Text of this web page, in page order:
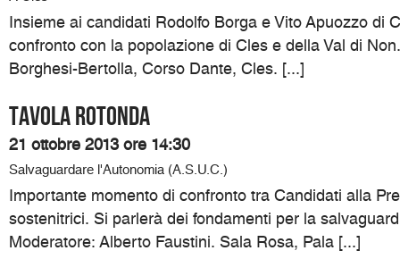
Insieme ai candidati Rodolfo Borga e Vito Apuozzo di
confronto con la popolazione di Cles e della Val di
Borghesi-Bertolla, Corso Dante, Cles. [...]
Tavola Rotonda
21 ottobre 2013 ore 14:30
Salvaguardare l'Autonomia (A.S.U.C.)
Importante momento di confronto tra Candidati alla
sostenitrici. Si parlerà dei fondamenti per la
Moderatore: Alberto Faustini. Sala Rosa, Pala [...]